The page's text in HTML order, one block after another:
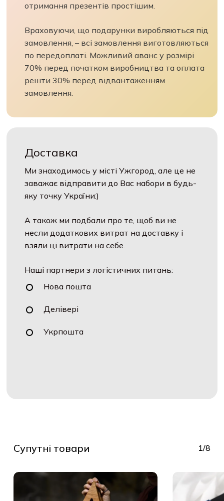
отримання презентів простішим.
Враховуючи, що подарунки виробляються під
замовлення, – всі замовлення виготовляються
по передоплаті. Можливий аванс у розмірі
70% перед початком виробництва та оплата
решти 30% перед відвантаженням
замовлення.
Доставка
Ми знаходимось у місті Ужгород, але це не
заважає відправити до Вас набори в будь-
яку точку України:)
А також ми подбали про те, щоб ви не
несли додаткових витрат на доставку і
взяли ці витрати на себе.
Наші партнери з логістичних питань:
Нова пошта
Делівері
Укрпошта
Супутні товари 1/8